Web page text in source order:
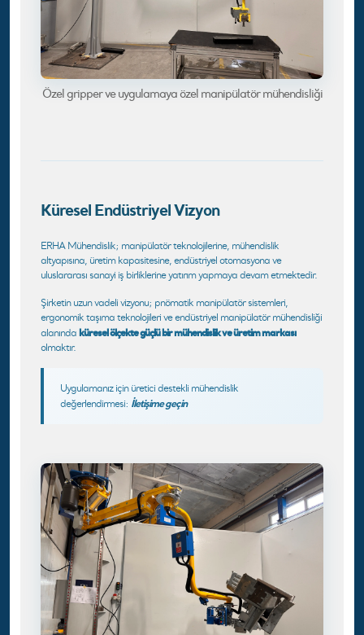
Özel gripper ve uygulamaya özel manipülatör mühendisliği
Küresel Endüstriyel Vizyon
ERHA Mühendislik; manipülatör teknolojilerine, mühendislik
altyapısına, üretim kapasitesine, endüstriyel otomasyona ve
uluslararası sanayi iş birliklerine yatırım yapmaya devam etmektedir.
Şirketin uzun vadeli vizyonu; pnömatik manipülatör sistemleri,
ergonomik taşıma teknolojileri ve endüstriyel manipülatör mühendisliği
alanında küresel ölçekte güçlü bir mühendislik ve üretim markası
olmaktır.
Uygulamanız için üretici destekli mühendislik
değerlendirmesi: İletişime geçin